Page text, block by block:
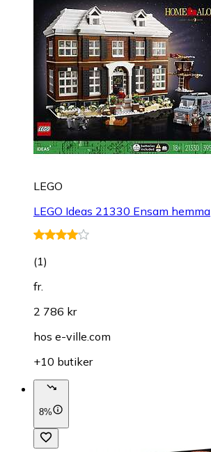
LEGO
LEGO Ideas 21330 Ensam hemma
(1)
fr.
2 786 kr
hos e-ville.com
+10 butiker
8%